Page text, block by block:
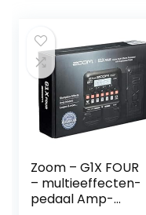
Zoom – G1X FOUR
– multieeffecten-
pedaal Amp-